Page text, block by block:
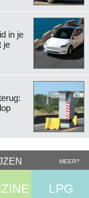
in je
je
MEER?
LPG